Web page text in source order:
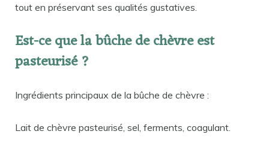
tout en préservant ses qualités gustatives.
Est-ce que la bûche de chèvre est
pasteurisé ?
Ingrédients principaux de la bûche de chèvre :
Lait de chèvre pasteurisé, sel, ferments, coagulant.